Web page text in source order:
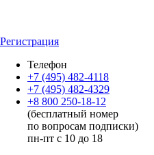
Регистрация
Телефон
+7 (495) 482-4118
+7 (495) 482-4329
+8 800 250-18-12
(бесплатный номер
по вопросам подписки)
пн-пт с 10 до 18